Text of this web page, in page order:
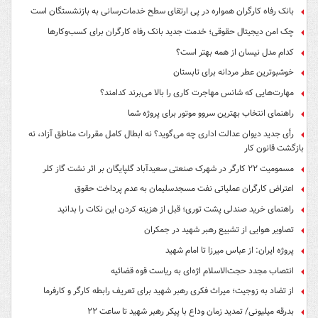
بانک رفاه کارگران همواره در پی ارتقای سطح خدمات‌رسانی به بازنشستگان است
چک امن دیجیتال حقوقی؛ خدمت جدید بانک رفاه کارگران برای کسب‌وکارها
کدام مدل نیسان از همه بهتر است؟
خوشبوترین عطر مردانه برای تابستان
مهارت‌هایی که شانس مهاجرت کاری را بالا می‌برند کدامند؟
راهنمای انتخاب بهترین سروو موتور برای پروژه شما
رأی جدید دیوان عدالت اداری چه می‌گوید؟ نه ابطال کامل مقررات مناطق آزاد، نه
بازگشت قانون کار
مسمومیت ۲۲ کارگر در شهرک صنعتی سعیدآباد گلپایگان بر اثر نشت گاز کلر
اعتراض کارگران عملیاتی نفت مسجدسلیمان به عدم پرداخت حقوق
راهنمای خرید صندلی پشت توری؛ قبل از هزینه کردن این نکات را بدانید
تصاویر هوایی از تشییع رهبر شهید در جمکران
پروژه ایران: از عباس میرزا تا امام شهید
انتصاب مجدد حجت‌الاسلام اژه‌ای به ریاست قوه‌ قضائیه
از تضاد به زوجیت؛ میراث فکری رهبر شهید برای تعریف رابطه کارگر و کارفرما
بدرقه میلیونی/ تمدید زمان وداع با پیکر رهبر شهید تا ساعت ۲۲